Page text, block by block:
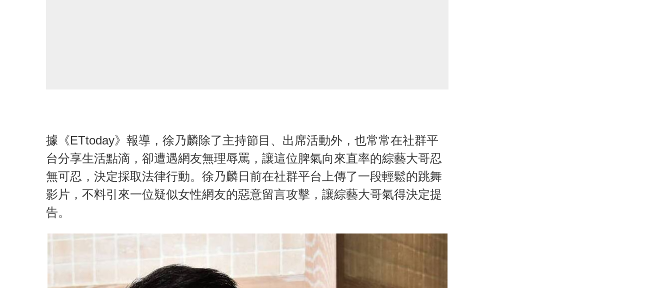
據《ETtoday》報導，徐乃麟除了主持節目、出席活動外，也常常在社群平
台分享生活點滴，卻遭遇網友無理辱罵，讓這位脾氣向來直率的綜藝大哥忍
無可忍，決定採取法律行動。徐乃麟日前在社群平台上傳了一段輕鬆的跳舞
影片，不料引來一位疑似女性網友的惡意留言攻擊，讓綜藝大哥氣得決定提
告。